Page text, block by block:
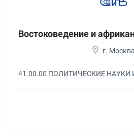
Востоковедение и
г. Москва
41.00.00 ПОЛИТИЧЕСКИЕ